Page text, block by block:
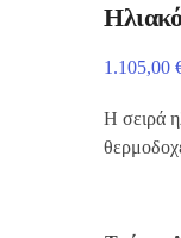
1.105,00
Η σειρά